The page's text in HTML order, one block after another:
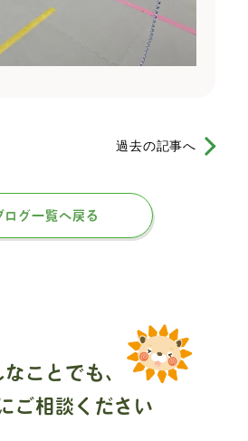
過去の記事へ
ログ一覧へ戻る
なことでも、
ご相談ください